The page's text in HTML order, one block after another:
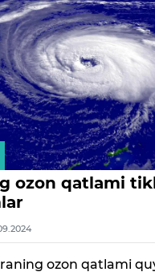
ozon qatlami
ozon qatlami